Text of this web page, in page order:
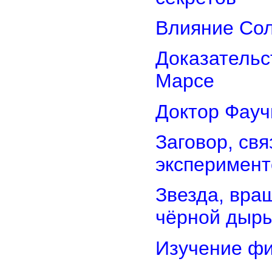
Влияние
Марсе
Доктор
Заговор,
Звезда,
чёрной
Изучение